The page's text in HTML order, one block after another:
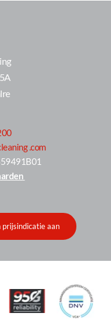
.com
prijsindicatie aan